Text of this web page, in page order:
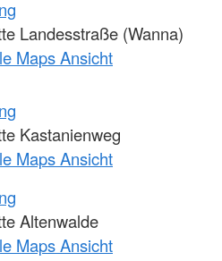
Landesstraße (Wanna)
Maps Ansicht
Kastanienweg
Maps Ansicht
Altenwalde
Maps Ansicht